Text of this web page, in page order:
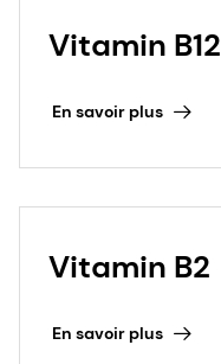
Vitamin B12
En savoir plus
Vitamin B2
En savoir plus